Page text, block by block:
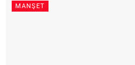
MANŞET